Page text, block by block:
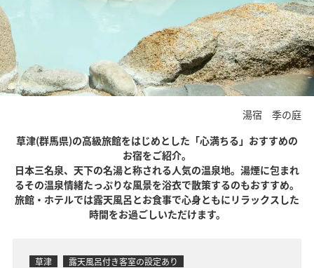
湯宿 季の庭
草津(群馬県)の高級旅館をはじめとした「心満ちる」おすすめの
お宿をご紹介。
日本三名泉、天下の名湯と称される人気の温泉地。湯煙に包まれ
るその温泉情緒たっぷりな風景を浴衣で散策するのもおすすめ。
旅館・ホテルでは露天風呂とお食事で心身ともにリラックスした
時間をお過ごしいただけます。
草津 露天風呂付き客室の設定あり